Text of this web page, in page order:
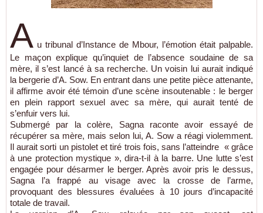
A u tribunal d’Instance de Mbour, l’émotion était palpable.
Le maçon explique qu’inquiet de l’absence soudaine de sa
mère, il s’est lancé à sa recherche. Un voisin lui aurait indiqué
la bergerie d’A. Sow. En entrant dans une petite pièce attenante,
il affirme avoir été témoin d’une scène insoutenable : le berger
en plein rapport sexuel avec sa mère, qui aurait tenté de
s’enfuir vers lui.
Submergé par la colère, Sagna raconte avoir essayé de
récupérer sa mère, mais selon lui, A. Sow a réagi violemment.
Il aurait sorti un pistolet et tiré trois fois, sans l’atteindre « grâce
à une protection mystique », dira-t-il à la barre. Une lutte s’est
engagée pour désarmer le berger. Après avoir pris le dessus,
Sagna l’a frappé au visage avec la crosse de l’arme,
provoquant des blessures évaluées à 10 jours d’incapacité
totale de travail.